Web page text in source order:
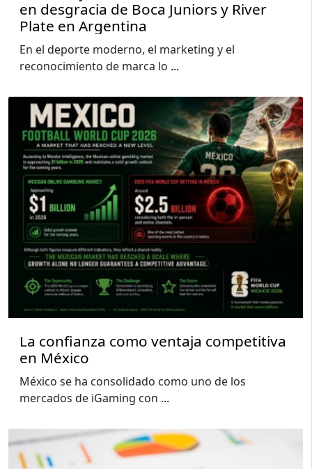
en desgracia de Boca Juniors y River
Plate en Argentina
En el deporte moderno, el marketing y el
reconocimiento de marca lo ...
La confianza como ventaja competitiva
en México
México se ha consolidado como uno de los
mercados de iGaming con ...